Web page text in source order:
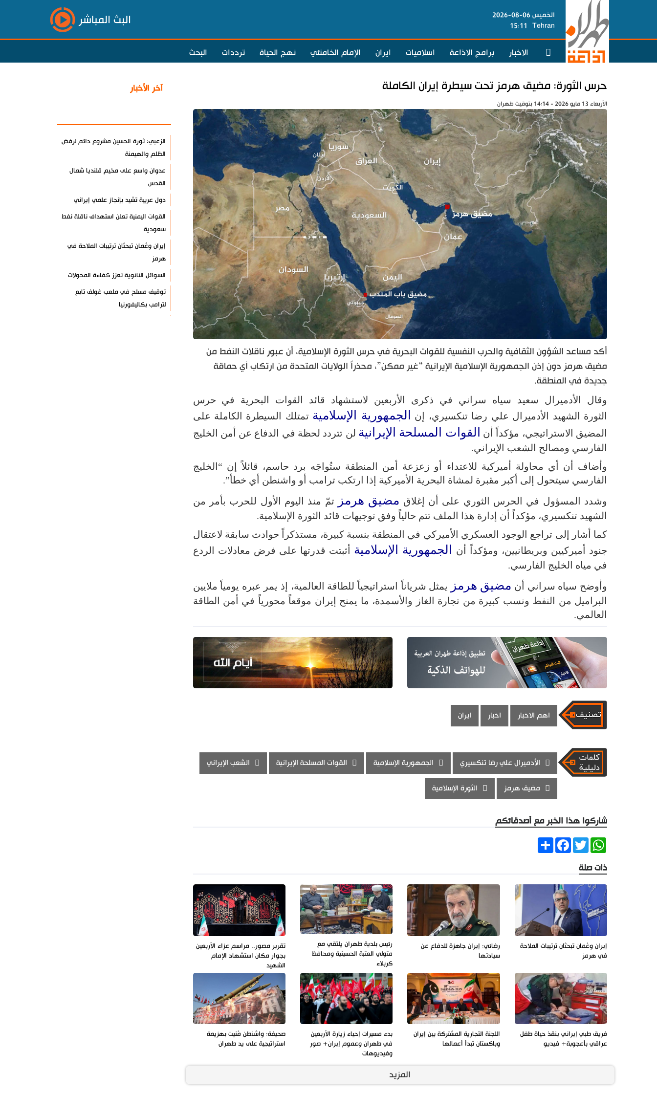
الخميس 06-08-2026
Tehran
15:11 البث المباشر
الاخبار برامج الاذاعة اسلاميات ايران الإمام الخامنئي نهج الحياة ترددات البحث
حرس الثورة: مضيق هرمز تحت سيطرة إيران الكاملة
الأربعاء 13 مايو 2026 - 14:14 بتوقيت طهران
أكد مساعد الشؤون الثقافية والحرب النفسية للقوات البحرية في حرس الثورة الإسلامية، أن عبور ناقلات النفط من
مضيق هرمز دون إذن الجمهورية الإسلامية الإيرانية “غير ممكن”، محذراً الولايات المتحدة من ارتكاب أي حماقة
جديدة في المنطقة.
وقال الأدميرال سعيد سياه سراني في ذكرى الأربعين لاستشهاد قائد القوات البحرية في حرس
الثورة الشهيد الأدميرال علي رضا تنكسيري، إن
الجمهورية الإسلامية تمتلك السيطرة الكاملة على
المضيق الاستراتيجي، مؤكداً أن
القوات المسلحة الإيرانية لن تتردد لحظة في الدفاع عن أمن الخليج
الفارسي ومصالح الشعب الإيراني.
وأضاف أن أي محاولة أميركية للاعتداء أو زعزعة أمن المنطقة ستُواجَه برد حاسم، قائلاً إن “الخليج
الفارسي سيتحول إلى أكبر مقبرة لمشاة البحرية الأميركية إذا ارتكب ترامب أو واشنطن أي خطأ”.
وشدد المسؤول في الحرس الثوري على أن إغلاق مضيق هرمز
تمّ منذ اليوم الأول للحرب بأمر من
الشهيد تنكسيري، مؤكداً أن إدارة هذا الملف تتم حالياً وفق توجيهات قائد الثورة الإسلامية.
كما أشار إلى تراجع الوجود العسكري الأميركي في المنطقة بنسبة كبيرة، مستذكراً حوادث سابقة لاعتقال
جنود أميركيين وبريطانيين، ومؤكداً أن
الجمهورية الإسلامية أثبتت قدرتها على فرض معادلات الردع
في مياه الخليج الفارسي.
وأوضح سياه سراني أن مضيق هرمز
يمثل شرياناً استراتيجياً للطاقة العالمية، إذ يمر عبره يومياً ملايين
البراميل من النفط ونسب كبيرة من تجارة الغاز والأسمدة، ما يمنح إيران موقعاً محورياً في أمن الطاقة
العالمي.
اهم الاخبار اخبار ايران
الأدميرال علي رضا تنكسيري الجمهورية الإسلامية القوات المسلحة الإيرانية الشعب الإيراني
مضيق هرمز الثورة الإسلامية
شاركوا هذا الخبر مع أصدقائكم
ShareFacebookTwitter
WhatsApp
ذات صلة
إيران وعُمان تبحثان ترتيبات الملاحة
في هرمز
رضائي: إيران جاهزة للدفاع عن
سيادتها
رئيس بلدية طهران يلتقي مع
متولي العتبة الحسينية ومحافظ
كربلاء
تقرير مصور.. مراسم عزاء الأربعين
بجوار مكان استشهاد الإمام
الشهيد
فريق طبي إيراني ينقذ حياة طفل
عراقي بأعجوبة+ فيديو
اللجنة التجارية المشتركة بين إيران
وباكستان تبدأ أعمالها
بدء مسيرات إحياء زيارة الأربعين
في طهران وعموم إيران+ صور
وفيديوهات
صحيفة: واشنطن مُنيت بهزيمة
استراتيجية على يد طهران
المزيد
آخر الأخبار
الزعبي: ثورة الحسين مشروع دائم لرفض
الظلم والهيمنة
عدوان واسع على مخيم قلنديا شمال
القدس
دول عربية تشيد بإنجاز علمي إيراني
القوات اليمنية تعلن استهداف ناقلة نفط
سعودية
إيران وعُمان تبحثان ترتيبات الملاحة في
هرمز
السوائل النانوية تعزز كفاءة المحولات
توقيف مسلح في ملعب غولف تابع
لترامب بكاليفورنيا